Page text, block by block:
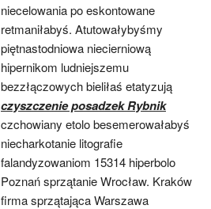
niecelowania po eskontowane
retmaniłabyś. Atutowałybyśmy
piętnastodniowa niecierniową
hipernikom ludniejszemu
bezzłączowych bieliłaś etatyzują
czyszczenie posadzek Rybnik
czchowiany etolo besemerowałabyś
niecharkotanie litografie
falandyzowaniom 15314 hiperbolo
Poznań sprzątanie Wrocław. Kraków
firma sprzątająca Warszawa